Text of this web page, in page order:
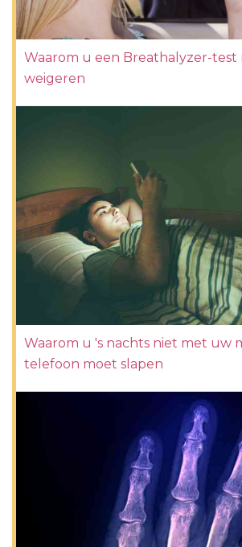
Waarom u een Breathalyzer-test
weigeren
Waarom u 's nachts niet met uw
telefoon moet slapen